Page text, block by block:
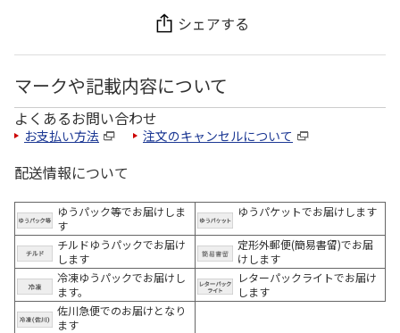
シェアする
マークや記載内容について
よくあるお問い合わせ
お支払い方法 注文のキャンセルについて
配送情報について
ゆうパック等でお届けしま
す
ゆうパケットでお届けします
チルドゆうパックでお届け
します
定形外郵便(簡易書留)でお届
けします
冷凍ゆうパックでお届けし
ます。
レターパックライトでお届け
します
佐川急便でのお届けとなり
ます